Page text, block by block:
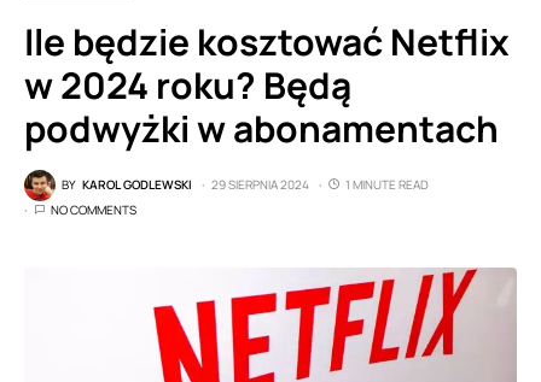
Ile będzie kosztować Netflix
w 2024 roku? Będą
podwyżki w abonamentach
BY KAROL GODLEWSKI 29 SIERPNIA 2024
1 MINUTE READ
NO COMMENTS